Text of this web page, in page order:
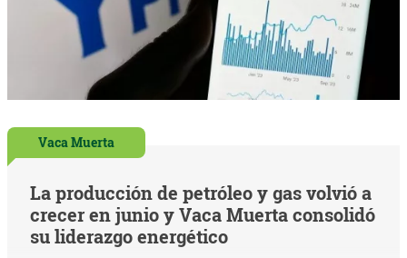
Vaca Muerta
La producción de petróleo y gas volvió a
crecer en junio y Vaca Muerta consolidó
su liderazgo energético